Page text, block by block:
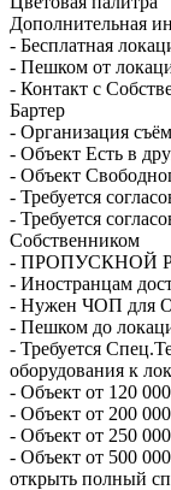
Дополнительная
- Бесплатная
- Пешком от
- Контакт с
Бартер
- Организация
- Объект Есть в
- Объект
- Требуется
- Требуется
Собственником
- ПРОПУСКНОЙ
- Иностранцам
- Нужен ЧОП для
- Пешком до
- Требуется
оборудования к
- Объект от 120
- Объект от 200
- Объект от 250
- Объект от 500
открыть полный